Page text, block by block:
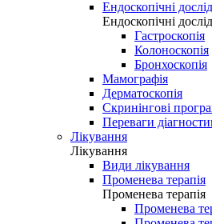
Ендоскопічні
Ендоскопічні
Гастроскопія
Колоноскопія
Бронхоскопія
Мамографія
Дерматоскопія
Скринінгові
Переваги
Лікування
Лікування
Види лікування
Променева терапія
Променева терапія
Променева